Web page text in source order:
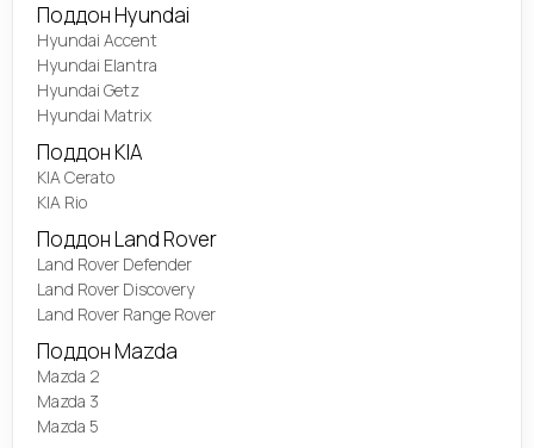
Поддон Hyundai
Hyundai Accent
Hyundai Elantra
Hyundai Getz
Hyundai Matrix
Поддон KIA
KIA Cerato
KIA Rio
Поддон Land Rover
Land Rover Defender
Land Rover Discovery
Land Rover Range Rover
Поддон Mazda
Mazda 2
Mazda 3
Mazda 5